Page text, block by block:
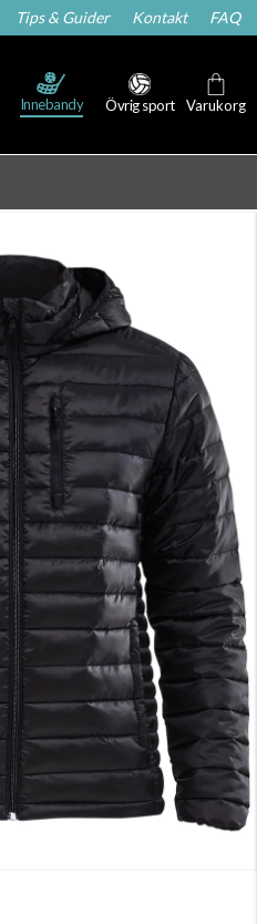
Tips & Guider Kontakt FAQ
Innebandy Övrig sport Varukorg